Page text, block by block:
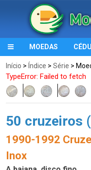
MOEDAS
Início > Índice > Série >
TypeError: Failed to fetch
50 cruzeiros
1990-1992
Inox